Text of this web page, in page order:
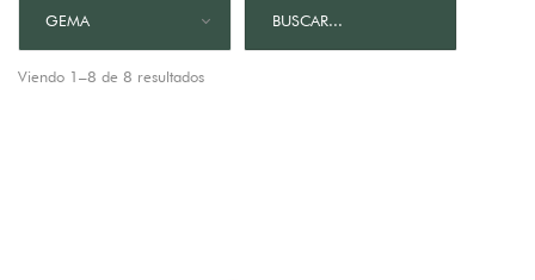
GEMA
Viendo 1–8 de 8 resultados